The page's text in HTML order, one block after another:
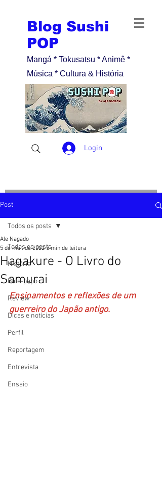
Blog Sushi
POP
Mangá * Tokusatsu * Animê *
Música * Cultura & História
Login
Post
Todos os posts
História
Bate-papo
Review
Dicas e notícias
Perfil
Reportagem
Entrevista
Ensaio
Todos os posts
Hagakure - O Livro do
Samurai
Ale Nagado
5 de mai. de 2022 5 min de leitura
Ensinamentos e reflexões de um
guerreiro do Japão antigo.